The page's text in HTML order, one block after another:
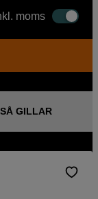
moms
GILLAR